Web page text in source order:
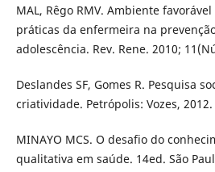
MAL, Rêgo RMV. Ambiente
práticas da enfermeira na
adolescência. Rev. Rene. 2010;
Deslandes SF, Gomes R. Pesquisa
criatividade. Petrópolis: Vozes, 2012.
MINAYO MCS. O desafio do
qualitativa em saúde. 14ed. São